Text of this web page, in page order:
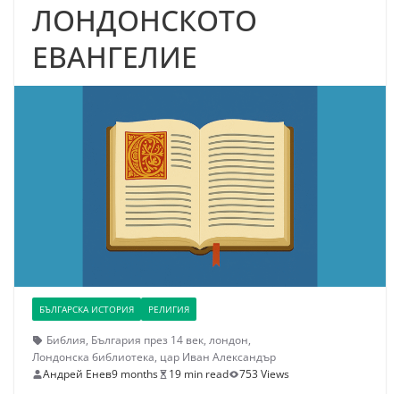
ЛОНДОНСКОТО
ЕВАНГЕЛИЕ
БЪЛГАРСКА ИСТОРИЯ РЕЛИГИЯ
Библия, България през 14 век, лондон,
Лондонска библиотека, цар Иван Александър
Андрей Енев9 months 19 min read 753 Views